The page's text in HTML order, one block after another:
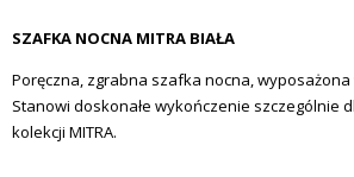
SZAFKA NOCNA MITRA BIAŁA
Poręczna, zgrabna szafka nocna,
Stanowi doskonałe wykończenie szczególnie
kolekcji MITRA.